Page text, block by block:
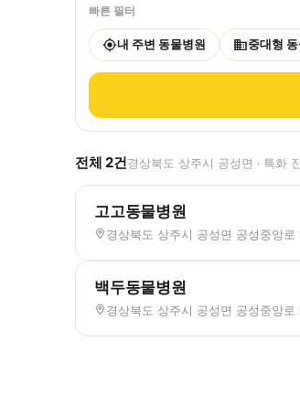
빠른 필터
내 주변 동물병원 중대형
전체 2건경상북도 상주시 공성면 · 특화
고고동물병원
경상북도 상주시 공성면 공성중앙로
백두동물병원
경상북도 상주시 공성면 공성중앙로